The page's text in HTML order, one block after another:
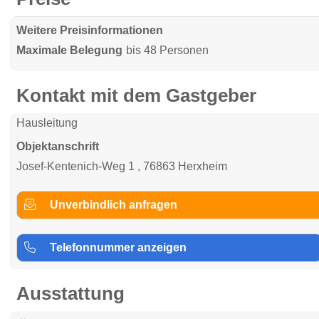
Weitere Preisinformationen
Maximale Belegung bis 48 Personen
Kontakt mit dem Gastgeber
Hausleitung
Objektanschrift
Josef-Kentenich-Weg 1 , 76863 Herxheim
Unverbindlich anfragen
Telefonnummer anzeigen
Ausstattung